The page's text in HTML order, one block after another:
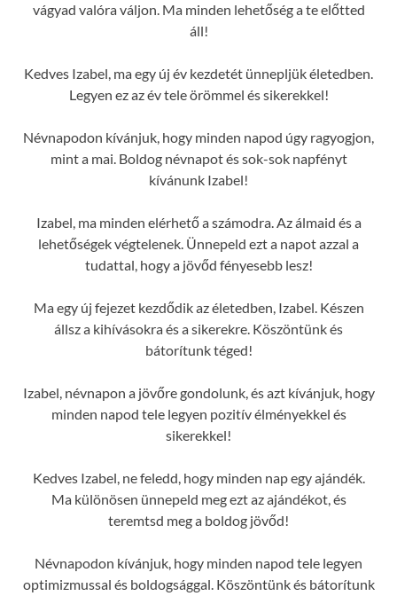
vágyad valóra váljon. Ma minden lehetőség a te előtted
áll!
Kedves Izabel, ma egy új év kezdetét ünnepljük életedben.
Legyen ez az év tele örömmel és sikerekkel!
Névnapodon kívánjuk, hogy minden napod úgy ragyogjon,
mint a mai. Boldog névnapot és sok-sok napfényt
kívánunk Izabel!
Izabel, ma minden elérhető a számodra. Az álmaid és a
lehetőségek végtelenek. Ünnepeld ezt a napot azzal a
tudattal, hogy a jövőd fényesebb lesz!
Ma egy új fejezet kezdődik az életedben, Izabel. Készen
állsz a kihívásokra és a sikerekre. Köszöntünk és
bátorítunk téged!
Izabel, névnapon a jövőre gondolunk, és azt kívánjuk, hogy
minden napod tele legyen pozitív élményekkel és
sikerekkel!
Kedves Izabel, ne feledd, hogy minden nap egy ajándék.
Ma különösen ünnepeld meg ezt az ajándékot, és
teremtsd meg a boldog jövőd!
Névnapodon kívánjuk, hogy minden napod tele legyen
optimizmussal és boldogsággal. Köszöntünk és bátorítunk